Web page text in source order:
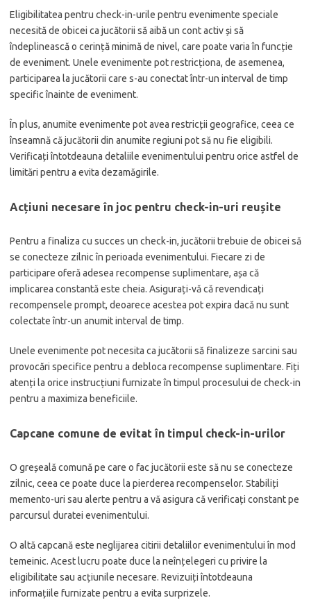
Eligibilitatea pentru check-in-urile pentru evenimente speciale
necesită de obicei ca jucătorii să aibă un cont activ și să
îndeplinească o cerință minimă de nivel, care poate varia în funcție
de eveniment. Unele evenimente pot restricționa, de asemenea,
participarea la jucătorii care s-au conectat într-un interval de timp
specific înainte de eveniment.
În plus, anumite evenimente pot avea restricții geografice, ceea ce
înseamnă că jucătorii din anumite regiuni pot să nu fie eligibili.
Verificați întotdeauna detaliile evenimentului pentru orice astfel de
limitări pentru a evita dezamăgirile.
Acțiuni necesare în joc pentru check-in-uri reușite
Pentru a finaliza cu succes un check-in, jucătorii trebuie de obicei să
se conecteze zilnic în perioada evenimentului. Fiecare zi de
participare oferă adesea recompense suplimentare, așa că
implicarea constantă este cheia. Asigurați-vă că revendicați
recompensele prompt, deoarece acestea pot expira dacă nu sunt
colectate într-un anumit interval de timp.
Unele evenimente pot necesita ca jucătorii să finalizeze sarcini sau
provocări specifice pentru a debloca recompense suplimentare. Fiți
atenți la orice instrucțiuni furnizate în timpul procesului de check-in
pentru a maximiza beneficiile.
Capcane comune de evitat în timpul check-in-urilor
O greșeală comună pe care o fac jucătorii este să nu se conecteze
zilnic, ceea ce poate duce la pierderea recompenselor. Stabiliți
memento-uri sau alerte pentru a vă asigura că verificați constant pe
parcursul duratei evenimentului.
O altă capcană este neglijarea citirii detaliilor evenimentului în mod
temeinic. Acest lucru poate duce la neînțelegeri cu privire la
eligibilitate sau acțiunile necesare. Revizuiți întotdeauna
informațiile furnizate pentru a evita surprizele.